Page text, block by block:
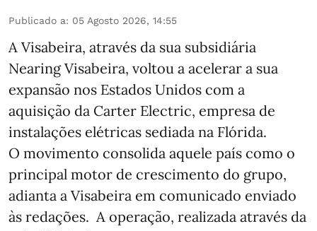
Publicado a: 05 Agosto 2026, 14:55
A Visabeira, através da sua subsidiária
Nearing Visabeira, voltou a acelerar a sua
expansão nos Estados Unidos com a
aquisição da Carter Electric, empresa de
instalações elétricas sediada na Flórida.
O movimento consolida aquele país como o
principal motor de crescimento do grupo,
adianta a Visabeira em comunicado enviado
às redações. A operação, realizada através da